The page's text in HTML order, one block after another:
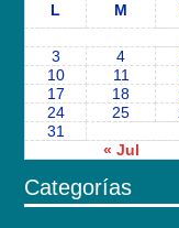
L M
« Jul
3
4
10
11
17
18
24
25
31
Categorías